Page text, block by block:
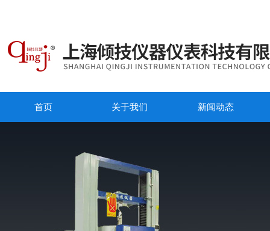
首页 关于我们 新闻动态